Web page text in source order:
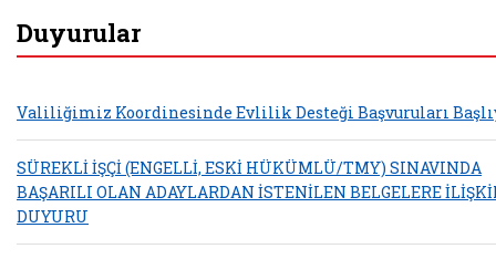
Duyurular
Valiliğimiz Koordinesinde Evlilik Desteği Başvuruları
SÜREKLİ İŞÇİ (ENGELLİ, ESKİ HÜKÜMLÜ/TMY) SINAVINDA
BAŞARILI OLAN ADAYLARDAN İSTENİLEN BELGELERE
DUYURU